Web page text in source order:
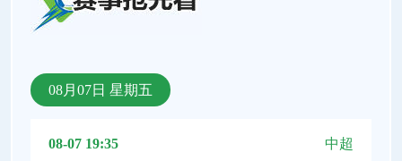
08月07日 星期五
08-07 19:35 中超